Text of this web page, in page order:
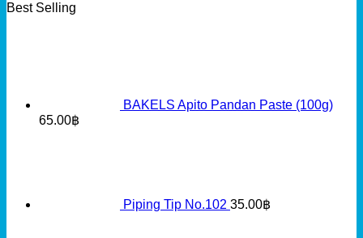
Best Selling
BAKELS Apito Pandan Paste (100g)
65.00฿
Piping Tip No.102 35.00฿